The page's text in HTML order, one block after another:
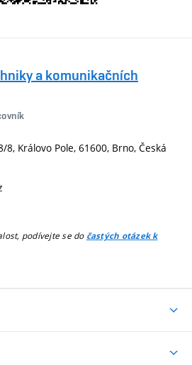
a komunikačních
8, Královo Pole, 61600, Brno, Česká
podívejte se do častých otázek k